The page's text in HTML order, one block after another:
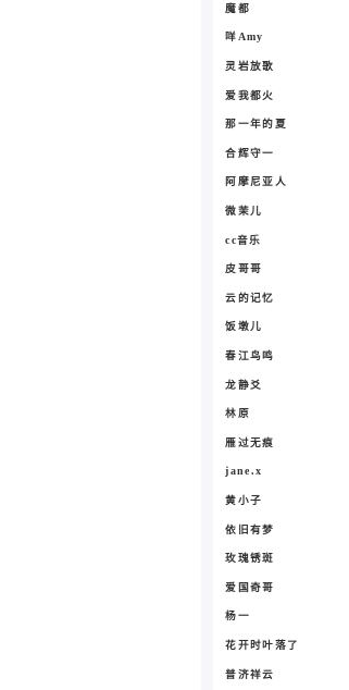
魔都
咩Amy
灵岩放歌
爱我都火
那一年的夏
合辉守一
阿摩尼亚人
微茉儿
cc音乐
皮哥哥
云的记忆
饭墩儿
春江鸟鸣
龙静爻
林原
雁过无痕
jane.x
黄小子
依旧有梦
玫瑰锈斑
爱国奇哥
杨一
花开时叶落了
普济祥云